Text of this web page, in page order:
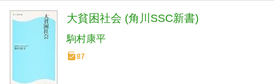
大貧困社会 (角川SSC新書)
駒村康平
87